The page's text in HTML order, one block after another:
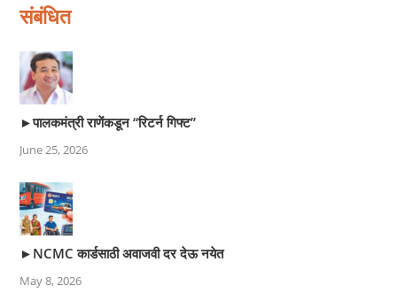
संबंधित
►पालकमंत्री राणेंकडून “रिटर्न गिफ्ट”
June 25, 2026
►NCMC कार्डसाठी अवाजवी दर देऊ नयेत
May 8, 2026